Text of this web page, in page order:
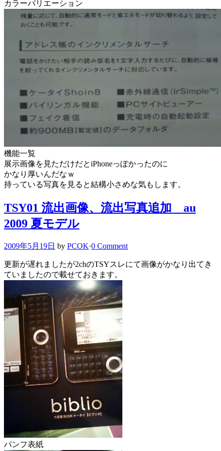
カラーバリエーション
機能一覧
展示画像を見ただけだとiPhoneっぽかったのに
かなり厚いんだなｗ
持っている写真を見ると結構小さめな気もします。
TSY01 流出画像、流出写真追加 au
2009 夏モデル
2009年5月19日 by PCOK·0 Comment
更新が遅れましたが2chのTSYスレにて画像がかなり出てき
ていましたので載せておきます。
パンフ表紙